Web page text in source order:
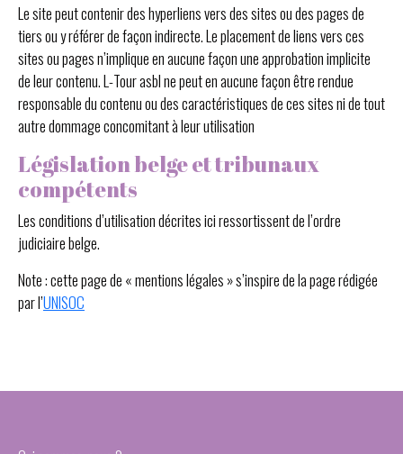
Le site peut contenir des hyperliens vers des sites ou des pages de
tiers ou y référer de façon indirecte. Le placement de liens vers ces
sites ou pages n’implique en aucune façon une approbation implicite
de leur contenu. L-Tour asbl ne peut en aucune façon être rendue
responsable du contenu ou des caractéristiques de ces sites ni de tout
autre dommage concomitant à leur utilisation
Législation belge et tribunaux
compétents
Les conditions d’utilisation décrites ici ressortissent de l’ordre
judiciaire belge.
Note : cette page de « mentions légales » s’inspire de la page rédigée
par l’UNISOC